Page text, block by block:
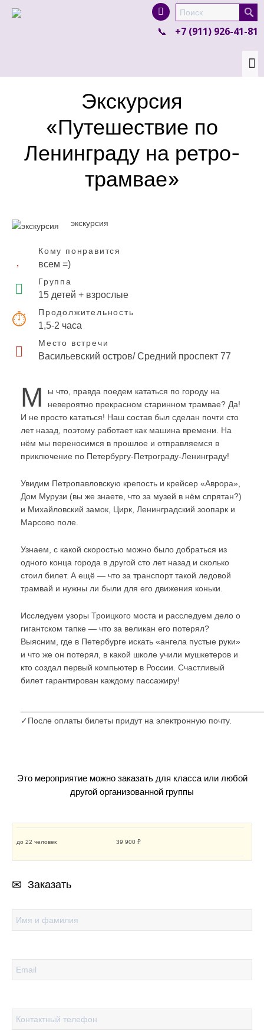
product in a size size .
colour items.
+7 (911) 926-41-81
Экскурсия
«Путешествие по
Ленинграду на ретро-
трамвае»
экскурсия
Кому понравится
всем =)
Группа
15 детей + взрослые
Продолжительность
1,5-2 часа
Место встречи
Васильевский остров/ Средний проспект 77
М
ы что, правда поедем кататься по городу на
невероятно прекрасном старинном трамвае? Да!
И не просто кататься! Наш состав был сделан почти сто
лет назад, поэтому работает как машина времени. На
нём мы переносимся в прошлое и отправляемся в
приключение по Петербургу-Петрограду-Ленинграду!
Увидим Петропавловскую крепость и крейсер «Аврора»,
Дом Мурузи (вы же знаете, что за музей в нём спрятан?)
и Михайловский замок, Цирк, Ленинградский зоопарк и
Марсово поле.
Узнаем, с какой скоростью можно было добраться из
одного конца города в другой сто лет назад и сколько
стоил билет. А ещё — что за транспорт такой ледовой
трамвай и нужны ли были для его движения коньки.
Исследуем узоры Троицкого моста и расследуем дело о
гигантском тапке — что за великан его потерял?
Выясним, где в Петербурге искать «ангела пустые руки»
и что же он потерял, в какой школе учили мушкетеров и
кто создал первый компьютер в России. Счастливый
билет гарантирован каждому пассажиру!
✓После оплаты билеты придут на электронную почту.
Это мероприятие можно заказать для класса или любой
другой организованной группы
до 22 человек 39 900 ₽
Заказать